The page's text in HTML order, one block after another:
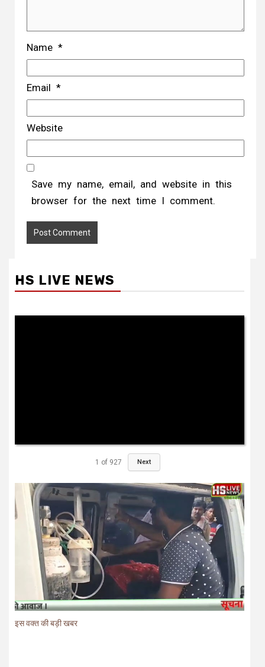
Name *
Email *
Website
Save my name, email, and website in this
browser for the next time I comment.
HS LIVE NEWS
1 of 927 Next
इस वक्त की बड़ी खबर